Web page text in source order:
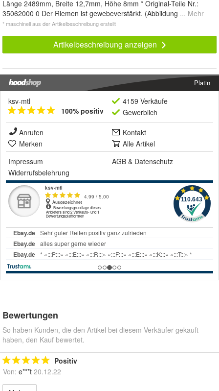
Länge 2489mm, Breite 12,7mm, Höhe 8mm * Original-Teile Nr.:
35062000 0 Der Riemen ist gewebeverstärkt. (Abbildung ... Mehr
* maschinell aus der Artikelbeschreibung erstellt
Artikelbeschreibung anzeigen
Platin
ksv-mtl
100% positiv
4159 Verkäufe
Gewerblich
Anrufen
Kontakt
Merken
Alle Artikel
Impressum
AGB & Datenschutz
Widerrufsbelehrung
Bewertungen
So haben Kunden, die den Artikel bei diesem Verkäufer gekauft
haben, den Kauf bewertet.
Positiv
Von: e***t 20.12.22